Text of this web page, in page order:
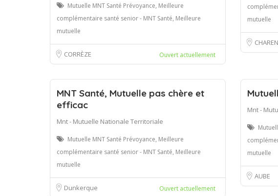
Mutuelle MNT Santé Prévoyance, Meilleure
complémentaire santé senior - MNT Santé, Meilleure
mutuelle
CORRÈZE Ouvert actuellement
mutuelle
MNT Santé, Mutuelle pas chère et
efficac
Mnt - Mutuelle Nationale Territoriale
Mutuelle MNT Santé Prévoyance, Meilleure
complémentaire santé senior - MNT Santé, Meilleure
mutuelle
Dunkerque Ouvert actuellement
Mnt -
mutuelle
AUBE